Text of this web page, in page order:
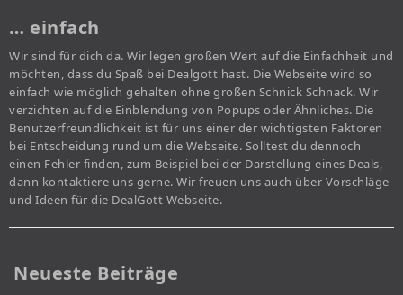
… einfach
Wir sind für dich da. Wir legen großen Wert auf die Einfachheit und
möchten, dass du Spaß bei Dealgott hast. Die Webseite wird so
einfach wie möglich gehalten ohne großen Schnick Schnack. Wir
verzichten auf die Einblendung von Popups oder Ähnliches. Die
Benutzerfreundlichkeit ist für uns einer der wichtigsten Faktoren
bei Entscheidung rund um die Webseite. Solltest du dennoch
einen Fehler finden, zum Beispiel bei der Darstellung eines Deals,
dann kontaktiere uns gerne. Wir freuen uns auch über Vorschläge
und Ideen für die DealGott Webseite.
Neueste Beiträge